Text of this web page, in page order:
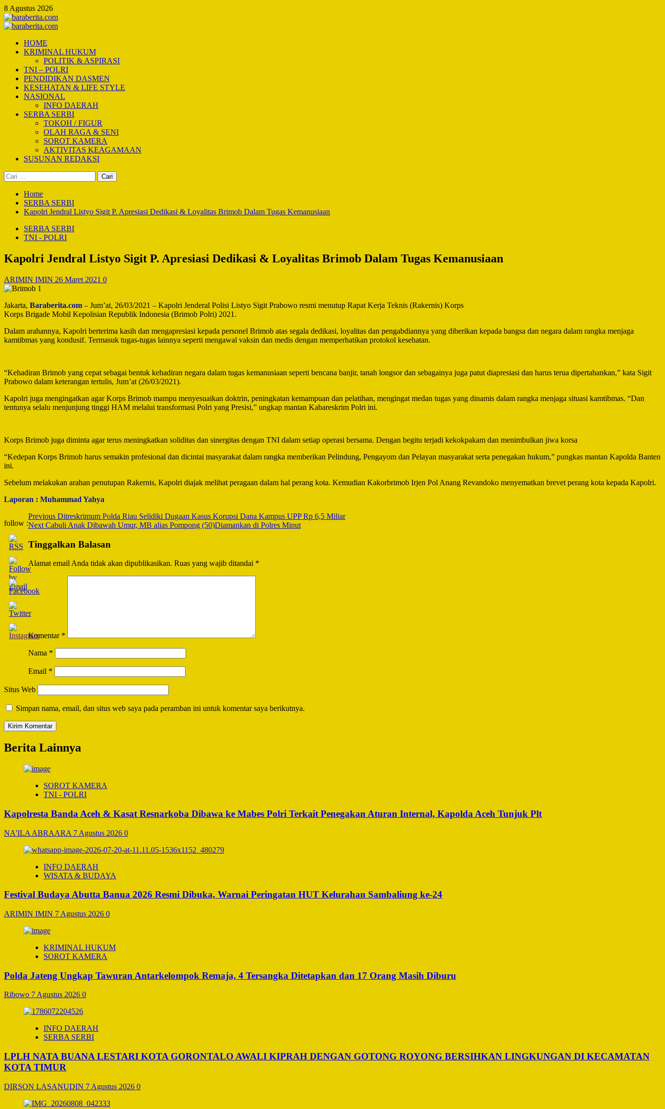
Skip
to
content
8 Agustus 2026
Primary
HOME
KRIMINAL HUKUM
POLITIK & ASPIRASI
TNI – POLRI
PENDIDIKAN DASMEN
KESEHATAN & LIFE STYLE
NASIONAL
INFO DAERAH
SERBA SERBI
TOKOH / FIGUR
OLAH RAGA & SENI
SOROT KAMERA
AKTIVITAS KEAGAMAAN
SUSUNAN REDAKSI
Cari
untuk:
Home
SERBA SERBI
Kapolri Jendral Listyo Sigit P. Apresiasi Dedikasi & Loyalitas Brimob Dalam Tugas Kemanusiaan
SERBA SERBI
TNI - POLRI
Kapolri Jendral Listyo Sigit P. Apresiasi Dedikasi & Loyalitas Brimob Dalam Tugas Kemanusiaan
ARIMIN IMIN 26 Maret 2021 0
Jakarta, Baraberita.com – Jum’at, 26/03/2021 – Kapolri Jenderal Polisi Listyo Sigit Prabowo resmi menutup Rapat Kerja Teknis (Rakernis) Korps
Korps Brigade Mobil Kepolisian Republik Indonesia (Brimob Polri) 2021.
Dalam arahannya, Kapolri berterima kasih dan mengapresiasi kepada personel Brimob atas segala dedikasi, loyalitas dan pengabdiannya yang diberikan kepada bangsa dan negara dalam rangka menjaga
kamtibmas yang kondusif. Termasuk tugas-tugas lainnya seperti mengawal vaksin dan medis dengan memperhatikan protokol kesehatan.
“Kehadiran Brimob yang cepat sebagai bentuk kehadiran negara dalam tugas kemanusiaan seperti bencana banjir, tanah longsor dan sebagainya juga patut diapresiasi dan harus terua dipertahankan,” kata Sigit
Prabowo dalam keterangan tertulis, Jum’at (26/03/2021).
Kapolri juga mengingatkan agar Korps Brimob mampu menyesuaikan doktrin, peningkatan kemampuan dan pelatihan, mengingat medan tugas yang dinamis dalam rangka menjaga situasi kamtibmas. “Dan
tentunya selalu menjunjung tinggi HAM melalui transformasi Polri yang Presisi,” ungkap mantan Kabareskrim Polri ini.
Korps Brimob juga diminta agar terus meningkatkan soliditas dan sinergitas dengan TNI dalam setiap operasi bersama. Dengan begitu terjadi kekokpakam dan menimbulkan jiwa korsa
“Kedepan Korps Brimob harus semakin profesional dan dicintai masyarakat dalam rangka memberikan Pelindung, Pengayom dan Pelayan masyarakat serta penegakan hukum,” pungkas mantan Kapolda Banten
ini.
Sebelum melakukan arahan penutupan Rakernis, Kapolri diajak melihat peragaan dalam hal perang kota. Kemudian Kakorbrimob Irjen Pol Anang Revandoko menyematkan brevet perang kota kepada Kapolri.
Laporan : Muhammad Yahya
follow :
Post
Navigation
Previous Ditreskrimum Polda Riau Selidiki Dugaan Kasus Korupsi Dana Kampus UPP Rp 6,5 Miliar
Next Cabuli Anak Dibawah Umur, MB alias Pompong (50)Diamankan di Polres Minut
Tinggalkan Balasan
Alamat email Anda tidak akan dipublikasikan. Ruas yang wajib ditandai *
Komentar *
Nama *
Email *
Situs Web
Simpan nama, email, dan situs web saya pada peramban ini untuk komentar saya berikutnya.
Berita Lainnya
SOROT KAMERA
TNI - POLRI
Kapolresta Banda Aceh & Kasat Resnarkoba Dibawa ke Mabes Polri Terkait Penegakan Aturan Internal, Kapolda Aceh Tunjuk Plt
NA'ILA ABRAARA 7 Agustus 2026 0
INFO DAERAH
WISATA & BUDAYA
Festival Budaya Abutta Banua 2026 Resmi Dibuka, Warnai Peringatan HUT Kelurahan Sambaliung ke-24
ARIMIN IMIN 7 Agustus 2026 0
KRIMINAL HUKUM
SOROT KAMERA
Polda Jateng Ungkap Tawuran Antarkelompok Remaja, 4 Tersangka Ditetapkan dan 17 Orang Masih Diburu
Ribowo 7 Agustus 2026 0
INFO DAERAH
SERBA SERBI
LPLH NATA BUANA LESTARI KOTA GORONTALO AWALI KIPRAH DENGAN GOTONG ROYONG BERSIHKAN LINGKUNGAN DI KECAMATAN
KOTA TIMUR
DIRSON LASANUDIN 7 Agustus 2026 0